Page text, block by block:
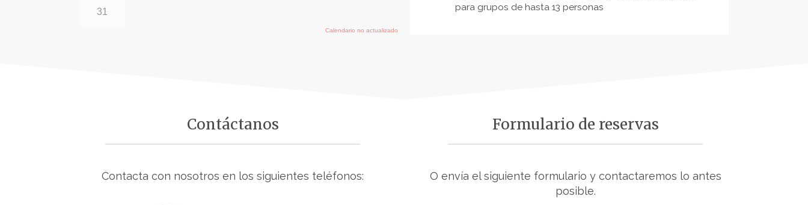
para grupos de hasta 13 personas
Contáctanos
Contacta con nosotros en los siguientes teléfonos:
Formulario de reservas
O envía el siguiente formulario y contactaremos lo antes
posible.